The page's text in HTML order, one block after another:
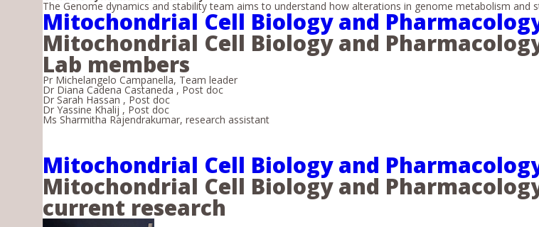
The Genome dynamics and stability team aims to understand how alterations in genome metabolism
Mitochondrial Cell Biology and
Mitochondrial Cell Biology and
Lab members
Pr Michelangelo Campanella, Team leader
Dr Diana Cadena Castaneda , Post doc
Dr Sarah Hassan , Post doc
Dr Yassine Khalij , Post doc
Ms Sharmitha Rajendrakumar, research assistant
Mitochondrial Cell Biology and
Mitochondrial Cell Biology and
current research